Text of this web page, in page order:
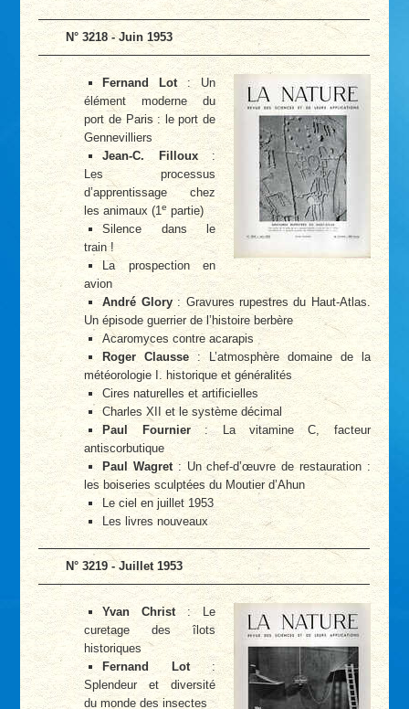
N° 3218 - Juin 1953
Fernand Lot: Un
élément moderne du
port de Paris : le port de
Gennevilliers
Jean-C. Filloux:
Les processus
d’apprentissage chez
les animaux (1e partie)
Silence dans le
train !
La prospection en
avion
André Glory: Gravures rupestres du Haut-Atlas.
Un épisode guerrier de l’histoire berbère
Acaromyces contre acarapis
Roger Clausse: L’atmosphère domaine de la
météorologie I. historique et généralités
Cires naturelles et artificielles
Charles XII et le système décimal
Paul Fournier: La vitamine C, facteur
antiscorbutique
Paul Wagret: Un chef-d’œuvre de restauration :
les boiseries sculptées du Moutier d’Ahun
Le ciel en juillet 1953
Les livres nouveaux
N° 3219 - Juillet 1953
Yvan Christ: Le
curetage des îlots
historiques
Fernand Lot:
Splendeur et diversité
du monde des insectes